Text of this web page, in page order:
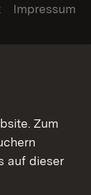
Impressum
Zum
auf dieser